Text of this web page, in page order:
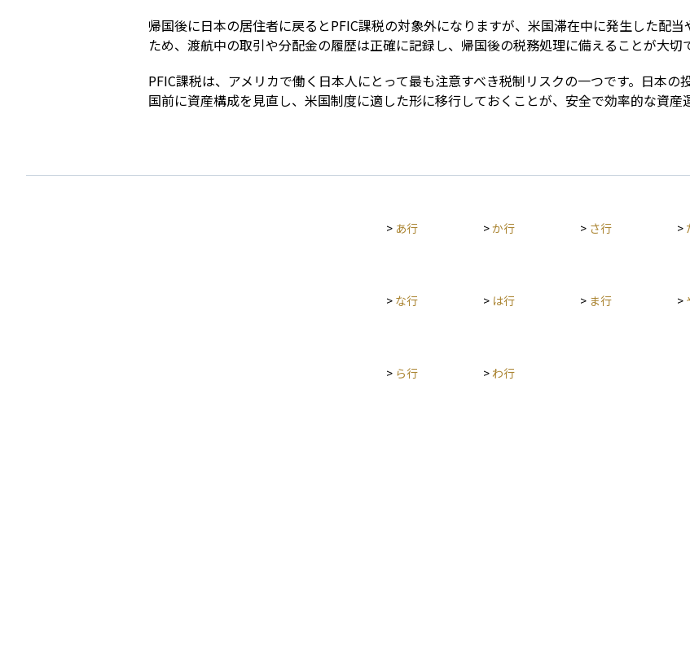
帰国後に日本の居住者に戻るとPFIC課税の対象外になりますが、米国滞在中に発生した配
ため、渡航中の取引や分配金の履歴は正確に記録し、帰国後の税務処理に備えることが大切
PFIC課税は、アメリカで働く日本人にとって最も注意すべき税制リスクの一つです。日本
国前に資産構成を見直し、米国制度に適した形に移行しておくことが、安全で効率的な資産
> あ行 >か行 > さ行 >
> な行 > は行 > ま行 >
> ら行 > わ行